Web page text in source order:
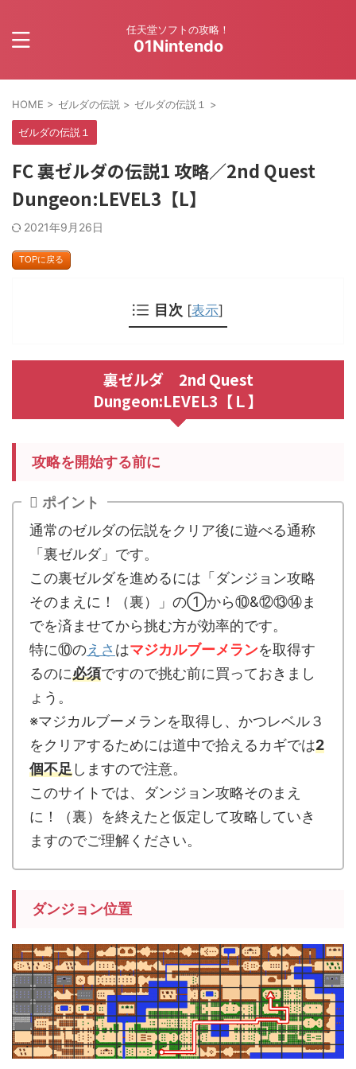
任天堂ソフトの攻略！
01Nintendo
HOME > ゼルダの伝説 > ゼルダの伝説１ >
ゼルダの伝説１
FC 裏ゼルダの伝説1 攻略／2nd Quest
Dungeon:LEVEL3【L】
2021年9月26日
TOPに戻る
目次 [表示]
裏ゼルダ 2nd Quest
Dungeon:LEVEL3【Ｌ】
攻略を開始する前に
ポイント
通常のゼルダの伝説をクリア後に遊べる通称
「裏ゼルダ」です。
この裏ゼルダを進めるには「ダンジョン攻略
そのまえに！（裏）」の①から⑩&⑫⑬⑭ま
でを済ませてから挑む方が効率的です。
特に⑩のえさ はマジカルブーメランを取得す
るのに必須ですので挑む前に買っておきまし
ょう。
※マジカルブーメランを取得し、かつレベル３
をクリアするためには道中で拾えるカギでは2
個不足しますので注意。
このサイトでは、ダンジョン攻略そのまえ
に！（裏）を終えたと仮定して攻略していき
ますのでご理解ください。
ダンジョン位置